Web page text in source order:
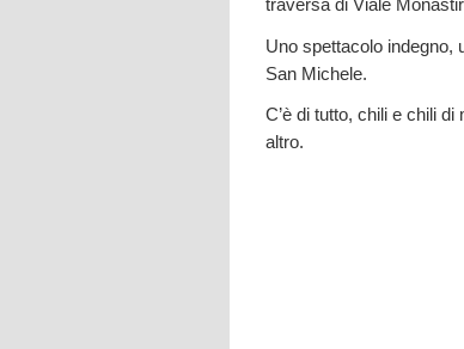
traversa di Viale
Uno spettacolo indegno,
San Michele.
C’è di tutto, chili e chili
altro.